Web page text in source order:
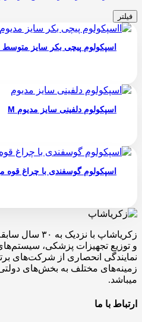
فیلتر
اسپکولوم پیچی بکر سایز متوسط M
اسپکولوم دلفینی سایز مدیوم M
اسپکولوم گوسفندی با چراغ قوه
زکریاشاپ با
و توزیع تجهیزات پزشکی،
نمایندگی انحصاری از شرکت‌های
زمینه‌های مختلف به بخش‌های
میباشد.
ارتباط با ما